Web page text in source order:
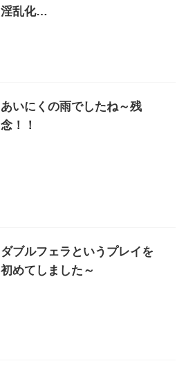
淫乱化…
あいにくの雨でしたね～残
念！！
ダブルフェラというプレイを
初めてしました～